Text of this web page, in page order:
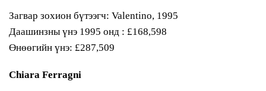
Загвар зохион бүтээгч: Valentino, 1995
Даашинзны үнэ 1995 онд : £168,598
Өнөөгийн үнэ: £287,509
Chiara Ferragni